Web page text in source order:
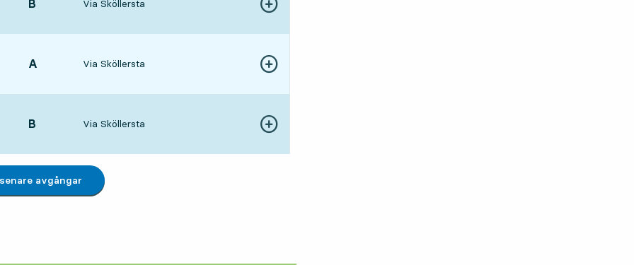
LÄGE,
B Via Sköllersta Visa fler detaljer
LÄGE,
A Via Sköllersta Visa fler detaljer
LÄGE,
B Via Sköllersta Visa fler detaljer
avgångar